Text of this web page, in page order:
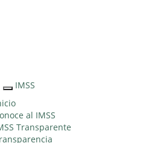
Interruptor
de
Navegación
IMSS
al IMSS
Transparente